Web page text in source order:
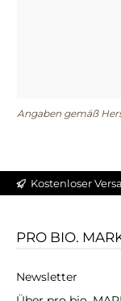
Angaben gemäß
Kostenloser
PRO BIO.
Newsletter